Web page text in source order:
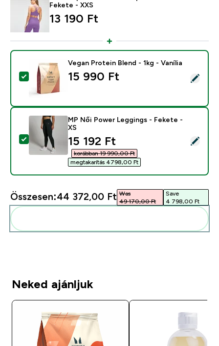
Fekete - XXS
13 190 Ft‎
Termék kiválasztása - Vegan Protein Blend - 1kg -
Vegan Protein Blend - 1kg - Vanília
15 990 Ft‎
Termék kiválasztása - MP Női Power Leggings -
MP Női Power Leggings - Fekete -
XS
discounted price
15 192 Ft‎
korábban 19 990,00 Ft‎
megtakarítás 4798,00 Ft‎
Összesen:44 372,00 Ft‎ Was
49 170,00 Ft‎
Save
4 798,00 Ft‎
Neked ajánljuk